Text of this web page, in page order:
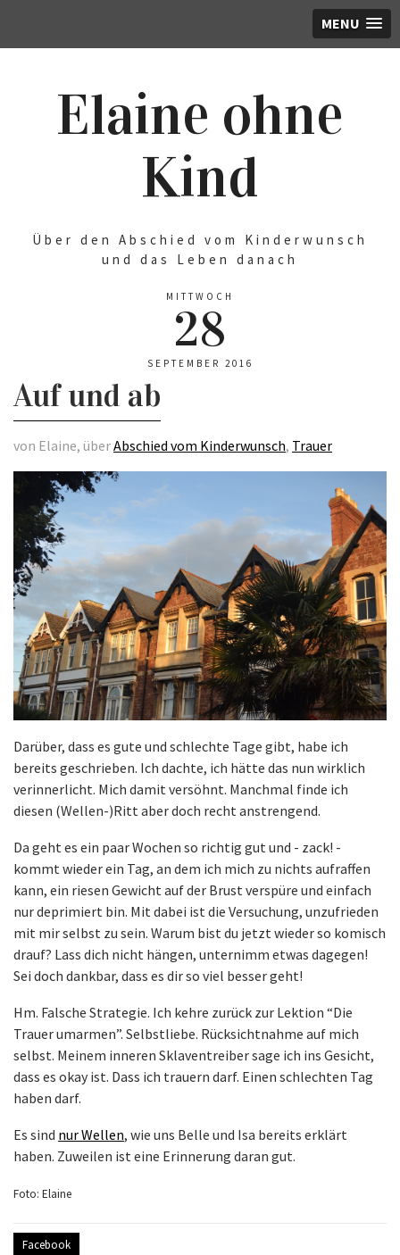
MENU
Elaine ohne
Kind
Über den Abschied vom Kinderwunsch
und das Leben danach
MITTWOCH
28
SEPTEMBER 2016
Auf und ab
von Elaine, überAbschied vom Kinderwunsch, Trauer
Darüber, dass es gute und schlechte Tage gibt, habe ich
bereits geschrieben. Ich dachte, ich hätte das nun wirklich
verinnerlicht. Mich damit versöhnt. Manchmal finde ich
diesen (Wellen-)Ritt aber doch recht anstrengend.
Da geht es ein paar Wochen so richtig gut und - zack! -
kommt wieder ein Tag, an dem ich mich zu nichts aufraffen
kann, ein riesen Gewicht auf der Brust verspüre und einfach
nur deprimiert bin. Mit dabei ist die Versuchung, unzufrieden
mit mir selbst zu sein. Warum bist du jetzt wieder so komisch
drauf? Lass dich nicht hängen, unternimm etwas dagegen!
Sei doch dankbar, dass es dir so viel besser geht!
Hm. Falsche Strategie. Ich kehre zurück zur Lektion “Die
Trauer umarmen”. Selbstliebe. Rücksichtnahme auf mich
selbst. Meinem inneren Sklaventreiber sage ich ins Gesicht,
dass es okay ist. Dass ich trauern darf. Einen schlechten Tag
haben darf.
Es sind nur Wellen, wie uns Belle und Isa bereits erklärt
haben. Zuweilen ist eine Erinnerung daran gut.
Foto: Elaine
Facebook